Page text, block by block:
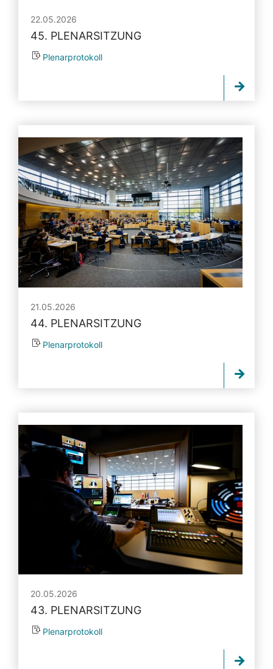
22.05.2026
45. PLENARSITZUNG
Plenarprotokoll
21.05.2026
44. PLENARSITZUNG
Plenarprotokoll
20.05.2026
43. PLENARSITZUNG
Plenarprotokoll